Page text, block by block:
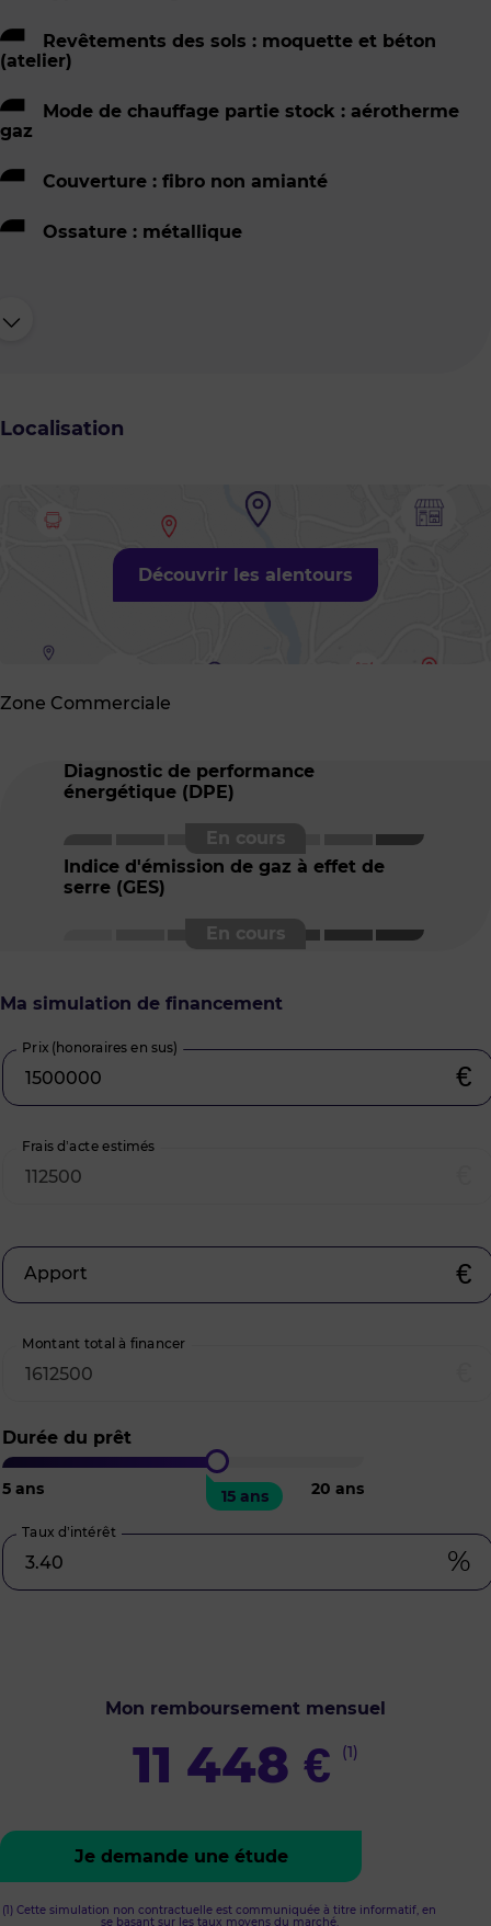
Revêtements des sols : moquette et béton
(atelier)
Mode de chauffage partie stock : aérotherme
gaz
Couverture : fibro non amianté
Ossature : métallique
Localisation
Découvrir les alentours
Zone Commerciale
Diagnostic de performance
énergétique (DPE)
Indice d'émission de gaz à effet de
serre (GES)
Ma simulation de financement
Prix (honoraires en sus)
€
Frais d’acte estimés
Apport €
Montant total à financer
Durée du prêt
5 ans 20 ans
15 ans
Taux d’intérêt
%
Mon remboursement mensuel
11 448 € (1)
Je demande une étude
(1) Cette simulation non contractuelle est communiquée à titre informatif, en
se basant sur les taux moyens du marché.